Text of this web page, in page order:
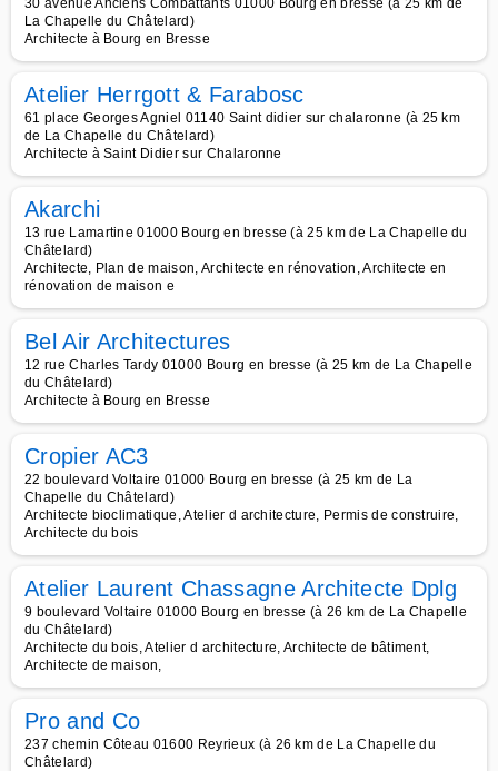
30 avenue Anciens Combattants 01000 Bourg en bresse (à 25 km de
La Chapelle du Châtelard)
Architecte à Bourg en Bresse
Atelier Herrgott & Farabosc
61 place Georges Agniel 01140 Saint didier sur chalaronne (à 25 km
de La Chapelle du Châtelard)
Architecte à Saint Didier sur Chalaronne
Akarchi
13 rue Lamartine 01000 Bourg en bresse (à 25 km de La Chapelle du
Châtelard)
Architecte, Plan de maison, Architecte en rénovation, Architecte en
rénovation de maison e
Bel Air Architectures
12 rue Charles Tardy 01000 Bourg en bresse (à 25 km de La Chapelle
du Châtelard)
Architecte à Bourg en Bresse
Cropier AC3
22 boulevard Voltaire 01000 Bourg en bresse (à 25 km de La
Chapelle du Châtelard)
Architecte bioclimatique, Atelier d architecture, Permis de construire,
Architecte du bois
Atelier Laurent Chassagne Architecte Dplg
9 boulevard Voltaire 01000 Bourg en bresse (à 26 km de La Chapelle
du Châtelard)
Architecte du bois, Atelier d architecture, Architecte de bâtiment,
Architecte de maison,
Pro and Co
237 chemin Côteau 01600 Reyrieux (à 26 km de La Chapelle du
Châtelard)